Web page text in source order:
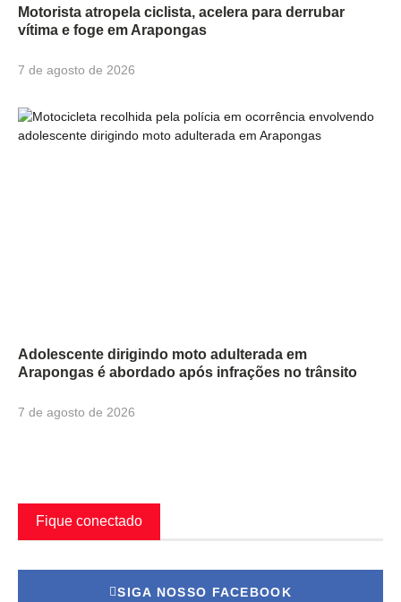
Motorista atropela ciclista, acelera para derrubar
vítima e foge em Arapongas
7 de agosto de 2026
Adolescente dirigindo moto adulterada em
Arapongas é abordado após infrações no trânsito
7 de agosto de 2026
Fique conectado
SIGA NOSSO FACEBOOK